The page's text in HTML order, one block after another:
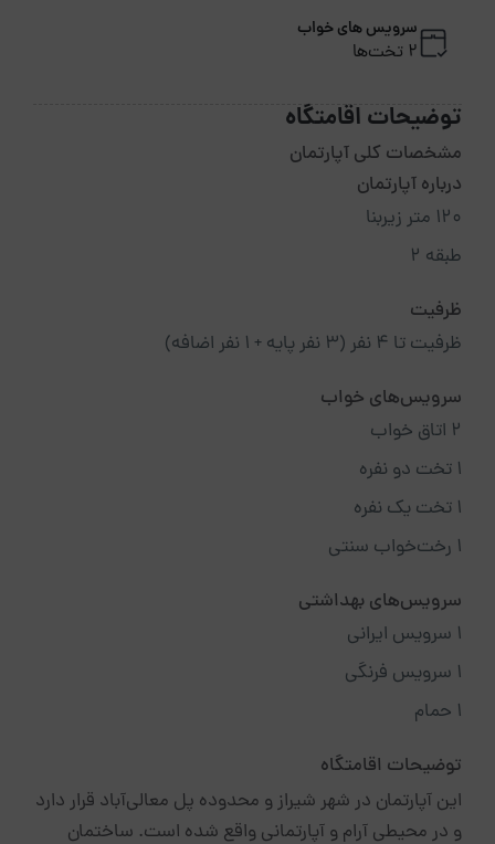
سرویس های خواب
2 تخت‌ها
توضیحات اقامتگاه
مشخصات کلی آپارتمان
درباره آپارتمان
۱۲۰ متر زیربنا
طبقه ۲
ظرفیت
ظرفیت تا ۴ نفر (۳ نفر پایه + ۱ نفر اضافه)
سرویس‌های خواب
۲ اتاق خواب
۱ تخت دو نفره
۱ تخت یک نفره
۱ رخت‌خواب سنتی
سرویس‌های بهداشتی
۱ سرویس ایرانی
۱ سرویس فرنگی
۱ حمام
توضیحات اقامتگاه
این آپارتمان در شهر شیراز و محدوده پل معالی‌آباد قرار دارد
و در محیطی آرام و آپارتمانی واقع شده است. ساختمان